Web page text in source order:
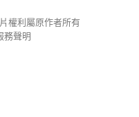
權利屬原作者所有
務聲明